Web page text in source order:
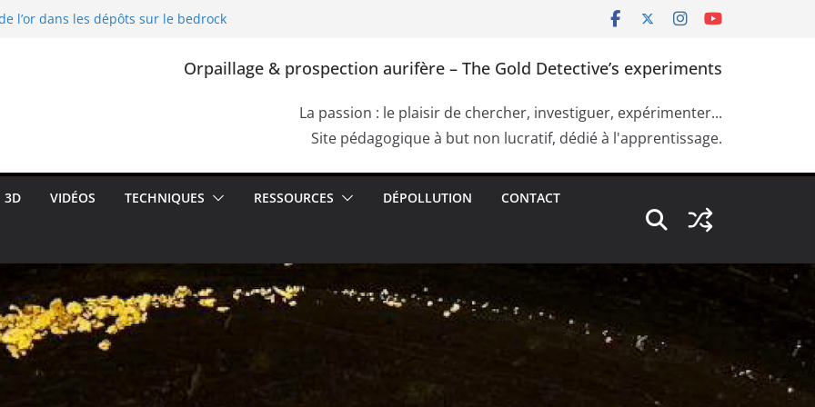
l’or dans les dépôts sur le bedrock
de Cassius. Comment confirmer la
du bedrock dans les dépôts
Orpaillage & prospection aurifère – The Gold Detective’s experiments
La passion : le plaisir de chercher, investiguer, expérimenter...
Site pédagogique à but non lucratif, dédié à l'apprentissage.
3D VIDÉOS TECHNIQUES RESSOURCES DÉPOLLUTION CONTACT